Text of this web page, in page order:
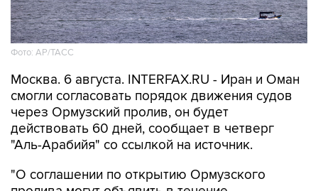
Фото: AP/ТАСС
Москва. 6 августа. INTERFAX.RU - Иран и Оман
смогли согласовать порядок движения судов
через Ормузский пролив, он будет
действовать 60 дней, сообщает в четверг
"Аль-Арабийя" со ссылкой на источник.
"О соглашении по открытию Ормузского